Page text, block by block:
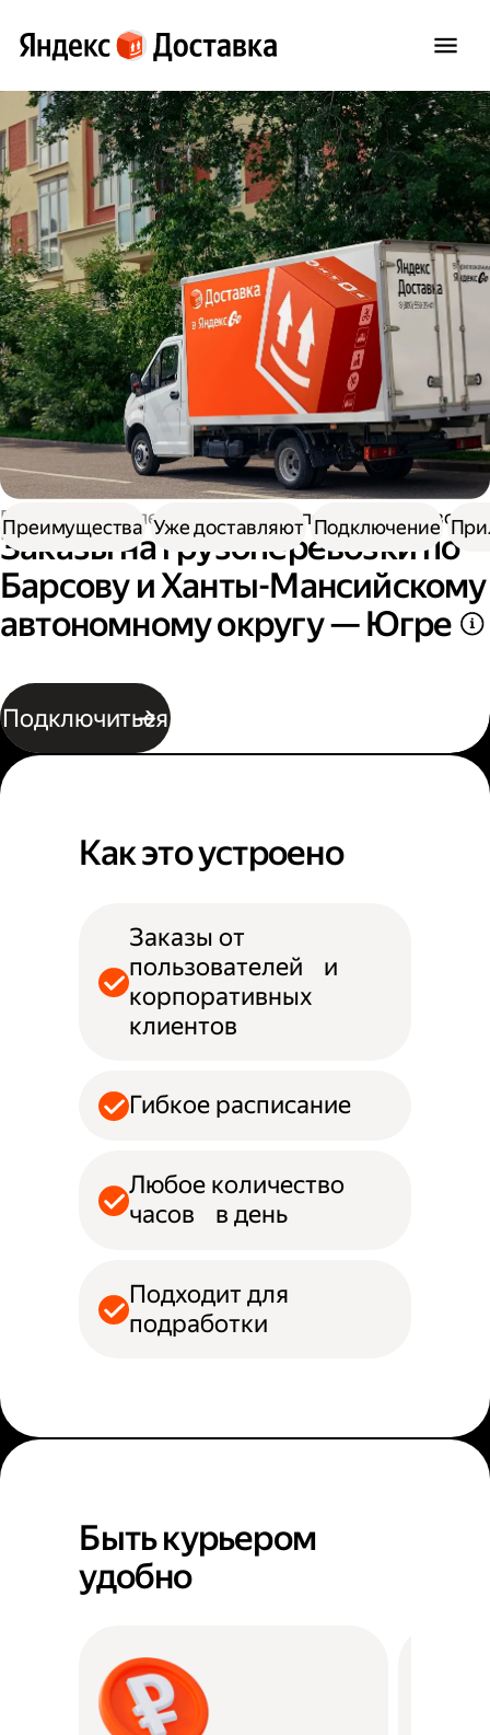
Работа водителем Заказы на перевозку грузов
Заказы на грузоперевозки по
Барсову и Ханты-Мансийскому
автономному округу — Югре
Подключиться
Преимущества Уже доставляют Подключение
Как это устроено
Заказы от
пользователей и
корпоративных
клиентов
Гибкое расписание
Любое количество
часов в день
Подходит для
подработки
Быть курьером
удобно